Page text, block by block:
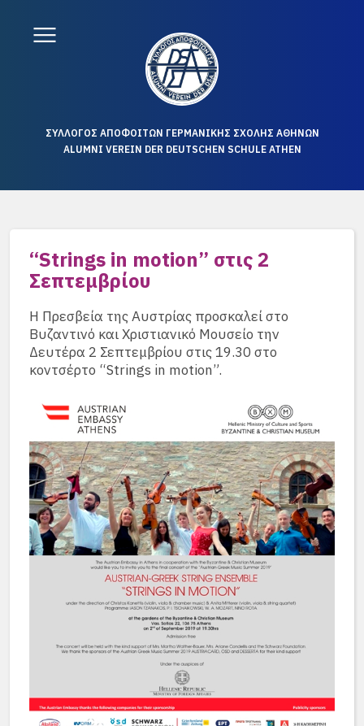
ΣΥΛΛΟΓΟΣ ΑΠΟΦΟΙΤΩΝ ΓΕΡΜΑΝΙΚΗΣ ΣΧΟΛΗΣ ΑΘΗΝΩΝ
ALUMNI VEREIN DER DEUTSCHEN SCHULE ATHEN
“Strings in motion” στις 2
Σεπτεμβρίου
Η Πρεσβεία της Αυστρίας προσκαλεί στο
Βυζαντινό και Χριστιανικό Μουσείο την
Δευτέρα 2 Σεπτεμβρίου στις 19.30 στο
κοντσέρτο “Strings in motion”.